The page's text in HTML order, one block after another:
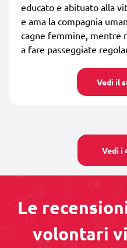
educato e abituato alla
e ama la compagnia
cagne femmine, mentre
a fare passeggiate
Vedi il
Vedi i
Le
volontari